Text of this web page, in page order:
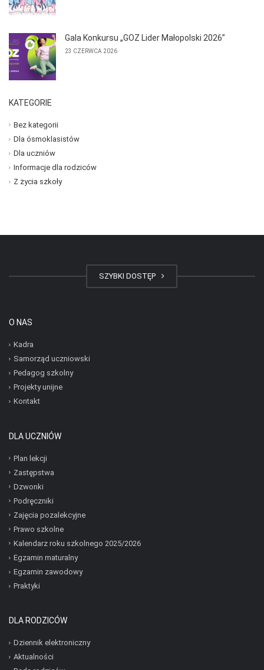
Gala Konkursu „GOZ Lider Małopolski 2026”
23 CZERWCA 2026
KATEGORIE
Bez kategorii
Dla ósmoklasistów
Dla uczniów
Informacje dla rodziców
Z życia szkoły
SZYBKI DOSTĘP
O NAS
Kadra
Samorząd uczniowski
Pedagog szkolny
Projekty unijne
Kontakt
DLA UCZNIÓW
Plan lekcji
Zastępstwa
Dzwonki
Podręczniki
Zajęcia pozalekcyjne
Prawo szkolne
Kalendarz roku szkolnego 2025/2026
Egzamin maturalny
Egzamin zawodowy
Praktyki
DLA RODZICÓW
Dziennik elektroniczny
Aktualności